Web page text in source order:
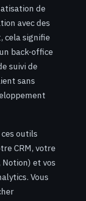
de
avec des
cela signifie
back-office
suivi de
sans
outils
CRM, votre
et vos
Vous